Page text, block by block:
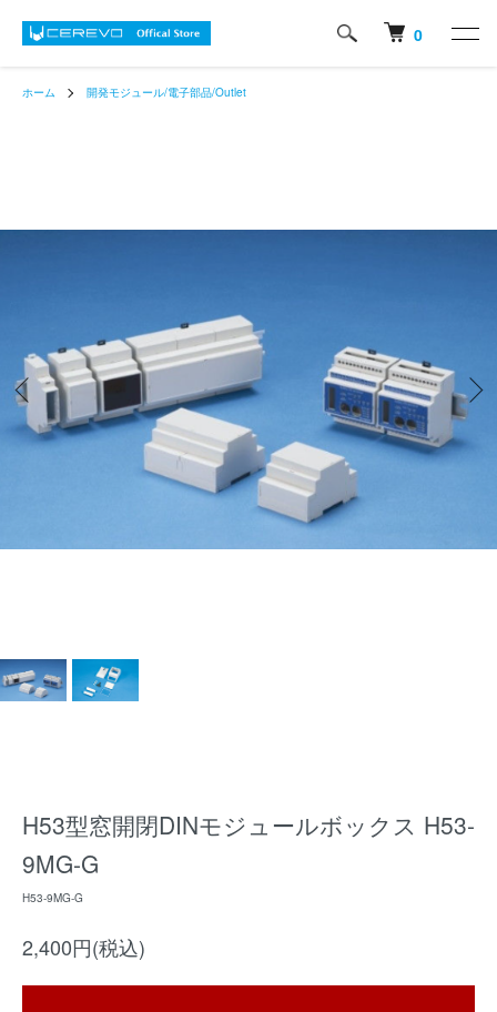
0
ホーム 開発モジュール/電子部品/Outlet
H53型窓開閉DINモジュールボックス H53-
9MG-G
H53-9MG-G
2,400円(税込)